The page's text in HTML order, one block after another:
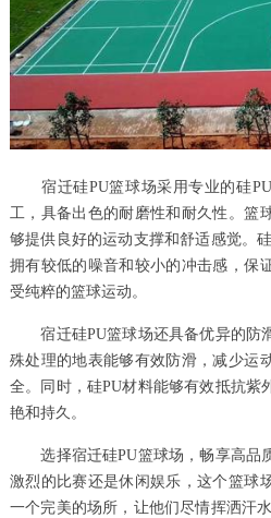
宿迁硅PU篮球场采用专业的硅PU
工，具备出色的耐磨性和耐久性。篮
够提供良好的运动支撑和舒适感觉。
拥有较低的噪音和较小的冲击感，保
受纯粹的篮球运动。
宿迁硅PU篮球场还具备优异的防
殊处理的地表能够有效防滑，减少运
全。同时，硅PU材料能够有效抵抗紫
艳和持久。
选择宿迁硅PU篮球场，畅享高品
激烈的比赛还是休闲娱乐，这个篮球
一个完美的场所，让他们尽情挥洒汗